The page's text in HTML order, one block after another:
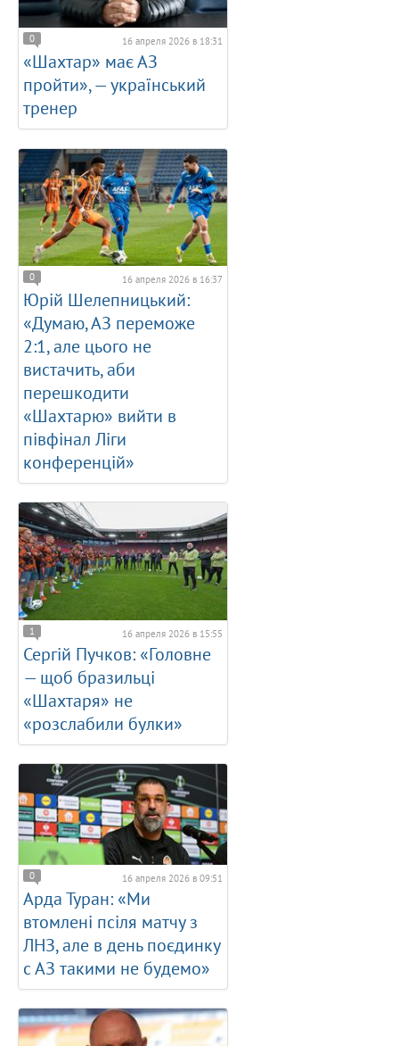
0 16 апреля 2026 в 18:31
«Шахтар» має АЗ
пройти», — український
тренер
0 16 апреля 2026 в 16:37
Юрій Шелепницький:
«Думаю, АЗ переможе
2:1, але цього не
вистачить, аби
перешкодити
«Шахтарю» вийти в
півфінал Ліги
конференцій»
1 16 апреля 2026 в 15:55
Сергій Пучков: «Головне
— щоб бразильці
«Шахтаря» не
«розслабили булки»
0 16 апреля 2026 в 09:51
Арда Туран: «Ми
втомлені псіля матчу з
ЛНЗ, але в день поєдинку
с АЗ такими не будемо»